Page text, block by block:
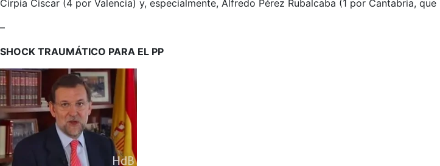
Cirpia Ciscar (4 por Valencia) y, especialmente, Alfredo Pérez Rubalcaba (1 por Cantabria,
–
SHOCK TRAUMÁTICO PARA EL PP